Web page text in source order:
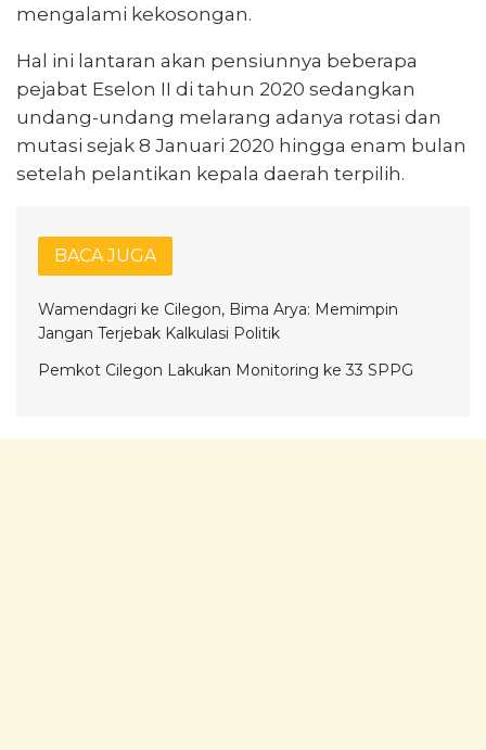
mengalami kekosongan.
Hal ini lantaran akan pensiunnya beberapa
pejabat Eselon II di tahun 2020 sedangkan
undang-undang melarang adanya rotasi dan
mutasi sejak 8 Januari 2020 hingga enam bulan
setelah pelantikan kepala daerah terpilih.
BACA JUGA
Wamendagri ke Cilegon, Bima Arya: Memimpin
Jangan Terjebak Kalkulasi Politik
Pemkot Cilegon Lakukan Monitoring ke 33 SPPG